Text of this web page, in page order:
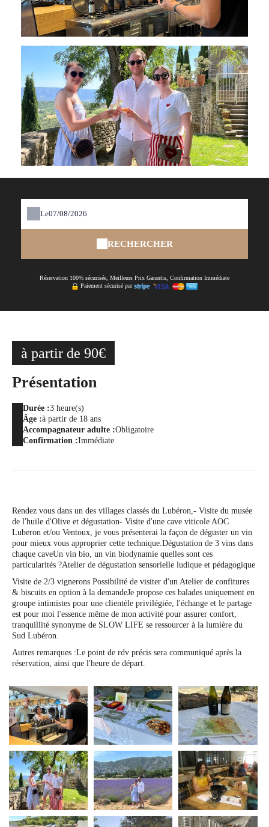
Le
RECHERCHER
Réservation 100% sécurisée, Meilleurs Prix Garantis, Confirmation Immédiate
Paiement sécurisé par
à partir de 90€
Présentation
Durée :3 heure(s)
Âge :à partir de 18 ans
Accompagnateur adulte :Obligatoire
Confirmation :Immédiate
Rendez vous dans un des villages classés du Lubéron, - Visite du musée
de l'huile d'Olive et dégustation- Visite d'une cave viticole AOC
Luberon et/ou Ventoux, je vous présenterai la façon de déguster un vin
pour mieux vous approprier cette technique. Dégustation de 3 vins dans
chaque caveUn vin bio, un vin biodynamie quelles sont ces
particularités ?Atelier de dégustation sensorielle ludique et pédagogique
Visite de 2/3 vignerons Possibilité de visiter d'un Atelier de confitures
& biscuits en option à la demandeJe propose ces balades uniquement en
groupe intimistes pour une clientèle privilégiée, l'échange et le partage
est pour moi l'essence même de mon activité pour assurer confort,
tranquillité synonyme de SLOW LIFE se ressourcer à la lumière du
Sud Lubéron.
Autres remarques :Le point de rdv précis sera communiqué après la
réservation, ainsi que l'heure de départ.